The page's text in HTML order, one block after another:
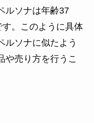
ルソナは年齢37
。このように具体
ルソナに似たよう
や売り方を行うこ